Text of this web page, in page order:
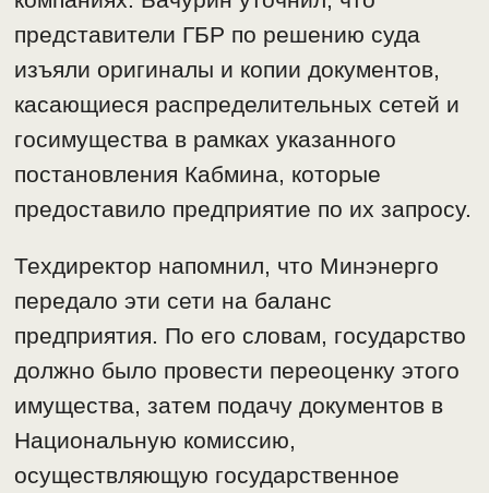
представители ГБР по решению суда
изъяли оригиналы и копии документов,
касающиеся распределительных сетей и
госимущества в рамках указанного
постановления Кабмина, которые
предоставило предприятие по их запросу.
Техдиректор напомнил, что Минэнерго
передало эти сети на баланс
предприятия. По его словам, государство
должно было провести переоценку этого
имущества, затем подачу документов в
Национальную комиссию,
осуществляющую государственное